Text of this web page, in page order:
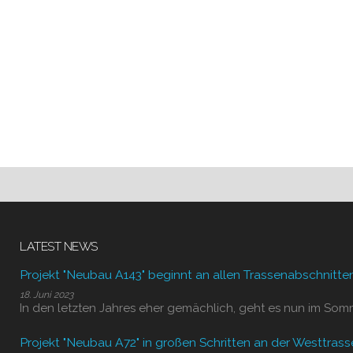
LATEST NEWS
Projekt "Neubau A143" beginnt an allen
18. Juni 2023
In den letzten Jahres eher gemächlich, geht es nun im
Projekt "Neubau A72" in großen Schritten an der